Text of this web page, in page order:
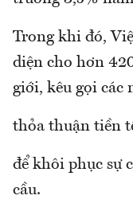
Trong khi đó,
diện cho hơn
giới, kêu gọi các
thỏa thuận tiền
để khôi phục sự
cầu.